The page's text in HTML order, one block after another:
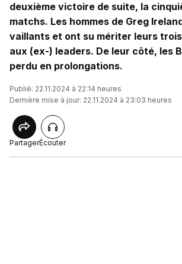
deuxième victoire de suite, la
matchs. Les hommes de Greg
vaillants et ont su mériter leurs
aux (ex-) leaders. De leur côté, les
perdu en prolongations.
Publié: 22.11.2024 à 22:14 heures
Dernière mise à jour: 22.11.2024 à 23:03 heures
PartagerÉcouter